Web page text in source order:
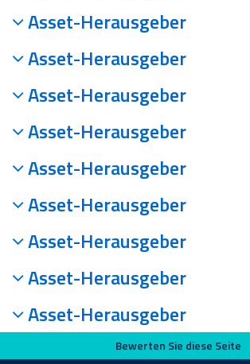
Asset-Herausgeber
Asset-Herausgeber
Asset-Herausgeber
Asset-Herausgeber
Asset-Herausgeber
Asset-Herausgeber
Asset-Herausgeber
Asset-Herausgeber
Asset-Herausgeber
Bewerten Sie diese Seite
Bewerten Sie diese Seite